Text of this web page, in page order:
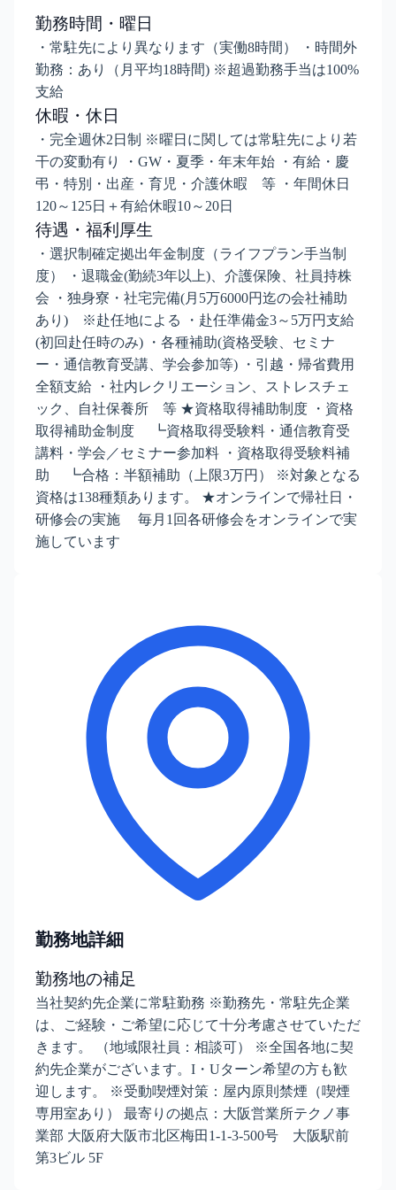
勤務時間・曜日
・常駐先により異なります（実働8時間） ・時間外
勤務：あり（月平均18時間) ※超過勤務手当は100%
支給
休暇・休日
・完全週休2日制 ※曜日に関しては常駐先により若
干の変動有り ・GW・夏季・年末年始 ・有給・慶
弔・特別・出産・育児・介護休暇 等 ・年間休日
120～125日＋有給休暇10～20日
待遇・福利厚生
・選択制確定拠出年金制度（ライフプラン手当制
度） ・退職金(勤続3年以上)、介護保険、社員持株
会 ・独身寮・社宅完備(月5万6000円迄の会社補助
あり) ※赴任地による ・赴任準備金3～5万円支給
(初回赴任時のみ) ・各種補助(資格受験、セミナ
ー・通信教育受講、学会参加等) ・引越・帰省費用
全額支給 ・社内レクリエーション、ストレスチェ
ック、自社保養所 等 ★資格取得補助制度 ・資格
取得補助金制度 ┗資格取得受験料・通信教育受
講料・学会／セミナー参加料 ・資格取得受験料補
助 ┗合格：半額補助（上限3万円） ※対象となる
資格は138種類あります。 ★オンラインで帰社日・
研修会の実施 毎月1回各研修会をオンラインで実
施しています
勤務地詳細
勤務地の補足
当社契約先企業に常駐勤務 ※勤務先・常駐先企業
は、ご経験・ご希望に応じて十分考慮させていただ
きます。 （地域限社員：相談可） ※全国各地に契
約先企業がございます。I・Uターン希望の方も歓
迎します。 ※受動喫煙対策：屋内原則禁煙（喫煙
専用室あり） 最寄りの拠点：大阪営業所テクノ事
業部 大阪府大阪市北区梅田1-1-3-500号 大阪駅前
第3ビル 5F